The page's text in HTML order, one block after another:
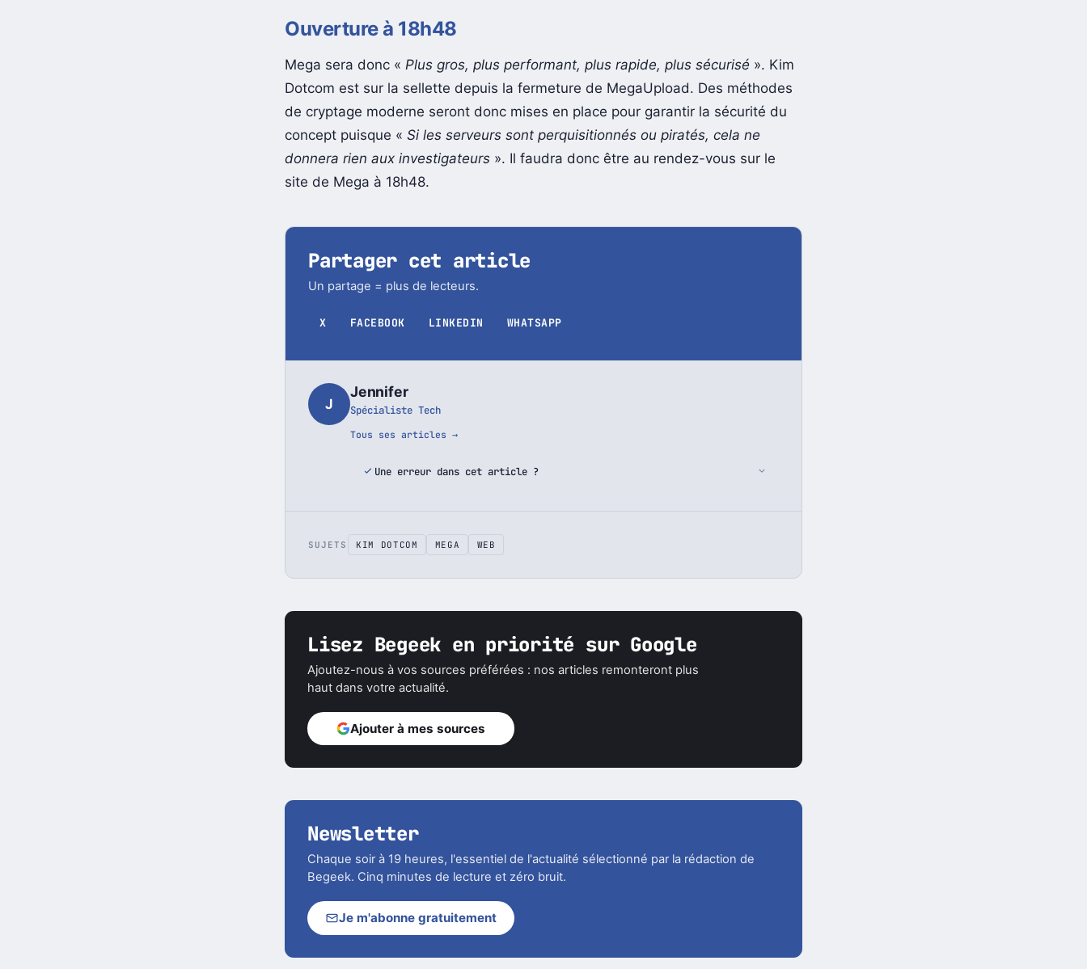
Ouverture à 18h48
Mega sera donc « Plus gros, plus performant, plus rapide, plus sécurisé ». Kim
Dotcom est sur la sellette depuis la fermeture de MegaUpload. Des méthodes
de cryptage moderne seront donc mises en place pour garantir la sécurité du
concept puisque « Si les serveurs sont perquisitionnés ou piratés, cela ne
donnera rien aux investigateurs ». Il faudra donc être au rendez-vous sur le
site de Mega à 18h48.
Partager cet article
Un partage = plus de lecteurs.
X FACEBOOK LINKEDIN WHATSAPP
J
Jennifer
Spécialiste Tech
Tous ses articles →
Une erreur dans cet article ?
SUJETS KIM DOTCOM MEGA WEB
Lisez Begeek en priorité sur Google
Ajoutez-nous à vos sources préférées : nos articles remonteront plus
haut dans votre actualité.
Ajouter à mes sources
Newsletter
Chaque soir à 19 heures, l'essentiel de l'actualité sélectionné par la rédaction de
Begeek. Cinq minutes de lecture et zéro bruit.
Je m'abonne gratuitement